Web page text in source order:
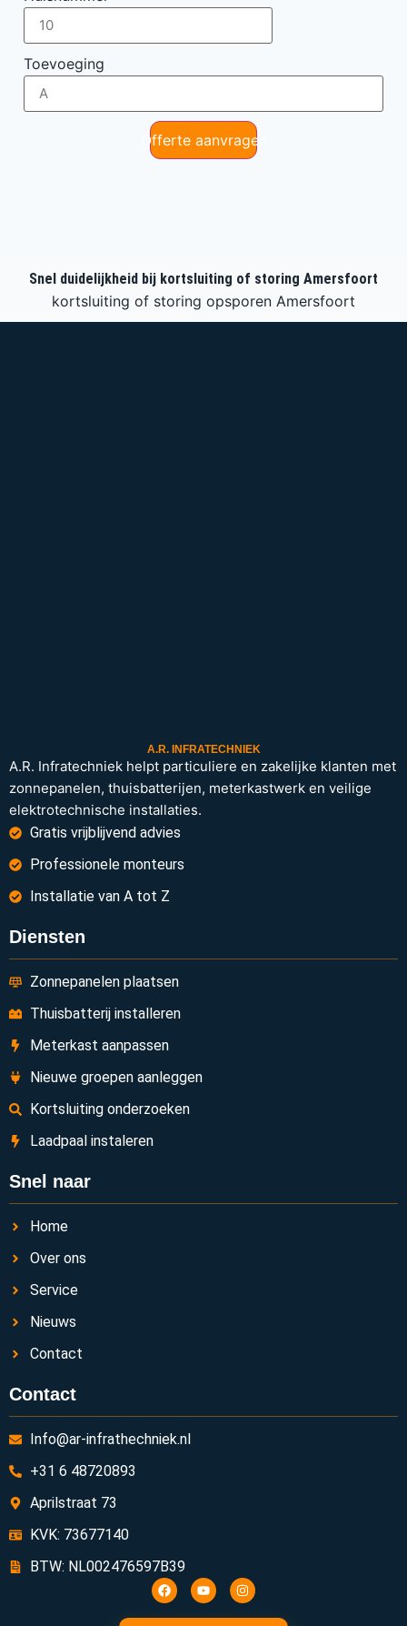
Toevoeging
Offerte aanvragen
Snel duidelijkheid bij kortsluiting of storing Amersfoort
kortsluiting of storing opsporen Amersfoort
A.R. INFRATECHNIEK
A.R. Infratechniek helpt particuliere en zakelijke klanten met
zonnepanelen, thuisbatterijen, meterkastwerk en veilige
elektrotechnische installaties.
Gratis vrijblijvend advies
Professionele monteurs
Installatie van A tot Z
Diensten
Zonnepanelen plaatsen
Thuisbatterij installeren
Meterkast aanpassen
Nieuwe groepen aanleggen
Kortsluiting onderzoeken
Laadpaal instaleren
Snel naar
Home
Over ons
Service
Nieuws
Contact
Contact
Info@ar-infrathechniek.nl
+31 6 48720893
Aprilstraat 73
KVK: 73677140
BTW: NL002476597B39